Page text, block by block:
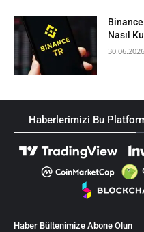
Nasıl
Haberlerimizi Bu
Haber Bültenimize Abone Olun